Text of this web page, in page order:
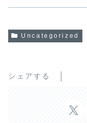
Uncategorized
シェアする